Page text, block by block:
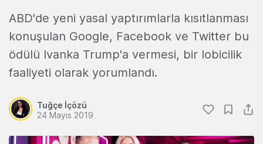
ABD'de yeni yasal yaptırımlarla kısıtlanması
konuşulan Google, Facebook ve Twitter bu
ödülü Ivanka Trump'a vermesi, bir lobicilik
faaliyeti olarak yorumlandı.
Tuğçe İçözü
24 Mayıs 2019